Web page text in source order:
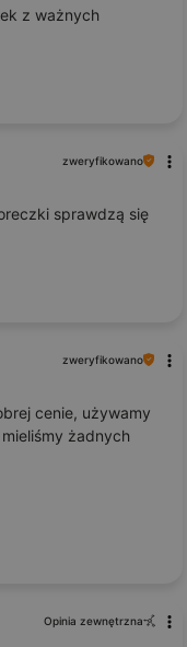
z ważnych
zweryfikowano
sprawdzą się
zweryfikowano
cenie, używamy
żadnych
Opinia zewnętrzna